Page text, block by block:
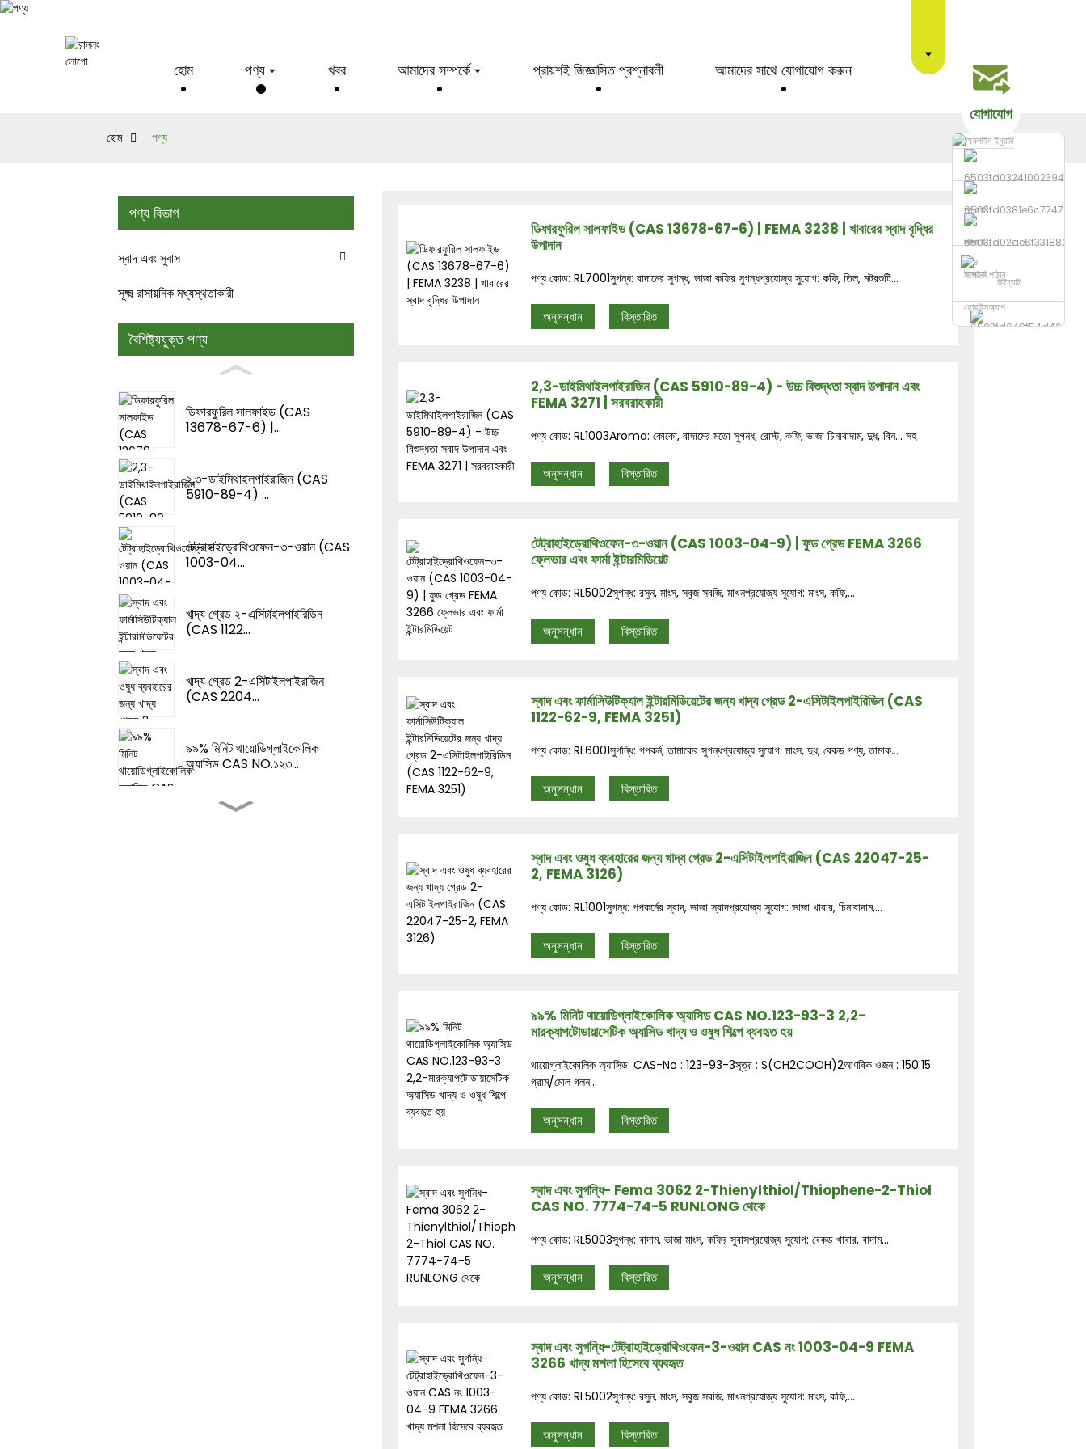
হোম পণ্য খবর আমাদের সম্পর্কে প্রায়শই জিজ্ঞাসিত প্রশ্নাবলী আমাদের সাথে যোগাযোগ করুন
যোগাযোগ
ফোন
ইমেইল পাঠান
হোয়াটসঅ্যাপ
উইচ্যাট
হোম পণ্য
পণ্য বিভাগ
স্বাদ এবং সুবাস
সূক্ষ্ম রাসায়নিক মধ্যস্থতাকারী
বৈশিষ্ট্যযুক্ত পণ্য
ডিফারফুরিল সালফাইড (CAS
13678-67-6) |...
২,৩-ডাইমিথাইলপাইরাজিন (CAS
5910-89-4) ...
টেট্রাহাইড্রোথিওফেন-৩-ওয়ান (CAS
1003-04...
খাদ্য গ্রেড ২-এসিটাইলপাইরিডিন
(CAS 1122...
খাদ্য গ্রেড 2-এসিটাইলপাইরাজিন
(CAS 2204...
৯৯% মিনিট থায়োডিগ্লাইকোলিক
অ্যাসিড CAS NO.১২৩...
ডিফারফুরিল সালফাইড (CAS 13678-67-6) | FEMA 3238 | খাবারের স্বাদ বৃদ্ধির
উপাদান
পণ্য কোড: RL7001সুগন্ধ: বাদামের সুগন্ধ, ভাজা কফির সুগন্ধপ্রযোজ্য সুযোগ: কফি, তিল, মটরশুটি...
অনুসন্ধান বিস্তারিত
2,3-ডাইমিথাইলপাইরাজিন (CAS 5910-89-4) - উচ্চ বিশুদ্ধতা স্বাদ উপাদান এবং
FEMA 3271 | সরবরাহকারী
পণ্য কোড: RL1003Aroma: কোকো, বাদামের মতো সুগন্ধ, রোস্ট, কফি, ভাজা চিনাবাদাম, দুধ, বিন... সহ
অনুসন্ধান বিস্তারিত
টেট্রাহাইড্রোথিওফেন-৩-ওয়ান (CAS 1003-04-9) | ফুড গ্রেড FEMA 3266
ফ্লেভার এবং ফার্মা ইন্টারমিডিয়েট
পণ্য কোড: RL5002সুগন্ধ: রসুন, মাংস, সবুজ সবজি, মাখনপ্রযোজ্য সুযোগ: মাংস, কফি,...
অনুসন্ধান বিস্তারিত
স্বাদ এবং ফার্মাসিউটিক্যাল ইন্টারমিডিয়েটের জন্য খাদ্য গ্রেড 2-এসিটাইলপাইরিডিন (CAS
1122-62-9, FEMA 3251)
পণ্য কোড: RL6001সুগন্ধি: পপকর্ন, তামাকের সুগন্ধপ্রযোজ্য সুযোগ: মাংস, দুধ, বেকড পণ্য, তামাক...
অনুসন্ধান বিস্তারিত
স্বাদ এবং ওষুধ ব্যবহারের জন্য খাদ্য গ্রেড 2-এসিটাইলপাইরাজিন (CAS 22047-25-
2, FEMA 3126)
পণ্য কোড: RL1001সুগন্ধ: পপকর্নের স্বাদ, ভাজা স্বাদপ্রযোজ্য সুযোগ: ভাজা খাবার, চিনাবাদাম,...
অনুসন্ধান বিস্তারিত
৯৯% মিনিট থায়োডিগ্লাইকোলিক অ্যাসিড CAS NO.123-93-3 2,2-
মারক্যাপটোডায়াসেটিক অ্যাসিড খাদ্য ও ওষুধ শিল্পে ব্যবহৃত হয়
থায়োগ্লাইকোলিক অ্যাসিড: CAS-No : 123-93-3সূত্র : S(CH2COOH)2আণবিক ওজন : 150.15
গ্রাম/মোল গলন...
অনুসন্ধান বিস্তারিত
স্বাদ এবং সুগন্ধি- Fema 3062 2-Thienylthiol/Thiophene-2-Thiol
CAS NO. 7774-74-5 RUNLONG থেকে
পণ্য কোড: RL5003সুগন্ধ: বাদাম, ভাজা মাংস, কফির সুবাসপ্রযোজ্য সুযোগ: বেকড খাবার, বাদাম...
অনুসন্ধান বিস্তারিত
স্বাদ এবং সুগন্ধি-টেট্রাহাইড্রোথিওফেন-3-ওয়ান CAS নং 1003-04-9 FEMA
3266 খাদ্য মশলা হিসেবে ব্যবহৃত
পণ্য কোড: RL5002সুগন্ধ: রসুন, মাংস, সবুজ সবজি, মাখনপ্রযোজ্য সুযোগ: মাংস, কফি,...
অনুসন্ধান বিস্তারিত